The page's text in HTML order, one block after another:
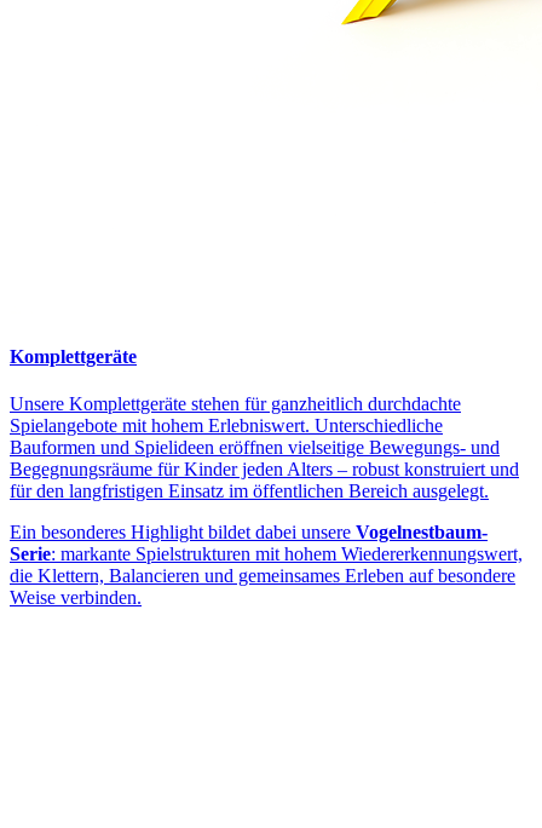
Komplettgeräte
Unsere Komplettgeräte stehen für ganzheitlich durchdachte
Spielangebote mit hohem Erlebniswert. Unterschiedliche
Bauformen und Spielideen eröffnen vielseitige Bewegungs- und
Begegnungsräume für Kinder jeden Alters – robust konstruiert und
für den langfristigen Einsatz im öffentlichen Bereich ausgelegt.
Ein besonderes Highlight bildet dabei unsere Vogelnestbaum-
Serie: markante Spielstrukturen mit hohem Wiedererkennungswert,
die Klettern, Balancieren und gemeinsames Erleben auf besondere
Weise verbinden.